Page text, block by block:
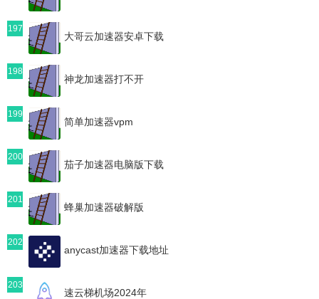
197
大哥云加速器安卓下载
198
神龙加速器打不开
199
简单加速器vpm
200
茄子加速器电脑版下载
201
蜂巢加速器破解版
202
anycast加速器下载地址
203
速云梯机场2024年